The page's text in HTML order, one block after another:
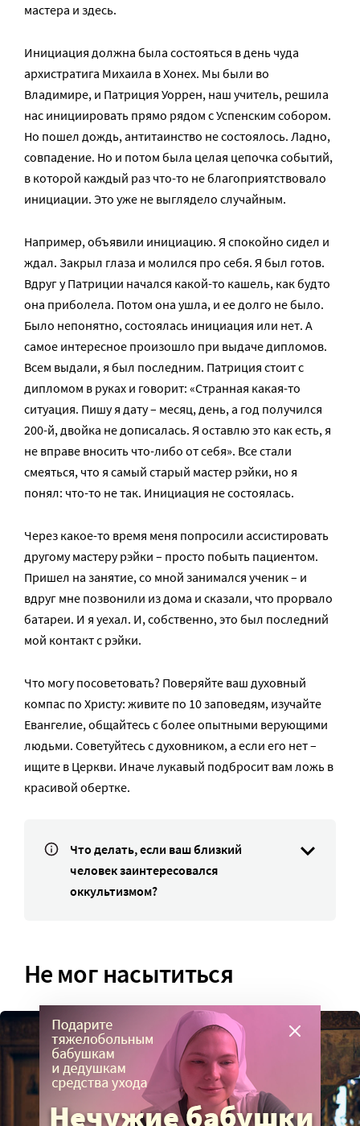
мастера и здесь.
Инициация должна была состояться в день чуда
архистратига Михаила в Хонех. Мы были во
Владимире, и Патриция Уоррен, наш учитель, решила
нас инициировать прямо рядом с Успенским собором.
Но пошел дождь, антитаинство не состоялось. Ладно,
совпадение. Но и потом была целая цепочка событий,
в которой каждый раз что-то не благоприятствовало
инициации. Это уже не выглядело случайным.
Например, объявили инициацию. Я спокойно сидел и
ждал. Закрыл глаза и молился про себя. Я был готов.
Вдруг у Патриции начался какой-то кашель, как будто
она приболела. Потом она ушла, и ее долго не было.
Было непонятно, состоялась инициация или нет. А
самое интересное произошло при выдаче дипломов.
Всем выдали, я был последним. Патриция стоит с
дипломом в руках и говорит: «Странная какая-то
ситуация. Пишу я дату – месяц, день, а год получился
200-й, двойка не дописалась. Я оставлю это как есть, я
не вправе вносить что-либо от себя». Все стали
смеяться, что я самый старый мастер рэйки, но я
понял: что-то не так. Инициация не состоялась.
Через какое-то время меня попросили ассистировать
другому мастеру рэйки – просто побыть пациентом.
Пришел на занятие, со мной занимался ученик – и
вдруг мне позвонили из дома и сказали, что прорвало
батареи. И я уехал. И, собственно, это был последний
мой контакт с рэйки.
Что могу посоветовать? Поверяйте ваш духовный
компас по Христу: живите по 10 заповедям, изучайте
Евангелие, общайтесь с более опытными верующими
людьми. Советуйтесь с духовником, а если его нет –
ищите в Церкви. Иначе лукавый подбросит вам ложь в
красивой обертке.
Что делать, если ваш близкий
человек заинтересовался
оккультизмом?
Не мог насытиться